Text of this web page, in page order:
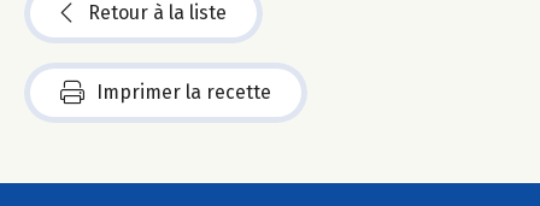
Retour à la liste
Imprimer la recette